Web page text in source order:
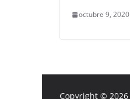
octubre 9, 2020
Copyright © 2026